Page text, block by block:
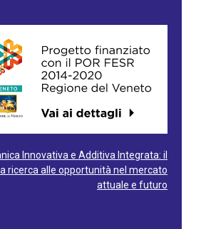
Innovativa e Additiva Integrata: il
ricerca alle opportunità nel mercato
attuale e futuro